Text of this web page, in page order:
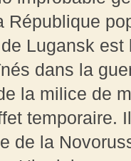
République
Lugansk
dans la
la milice de
temporaire.
de la